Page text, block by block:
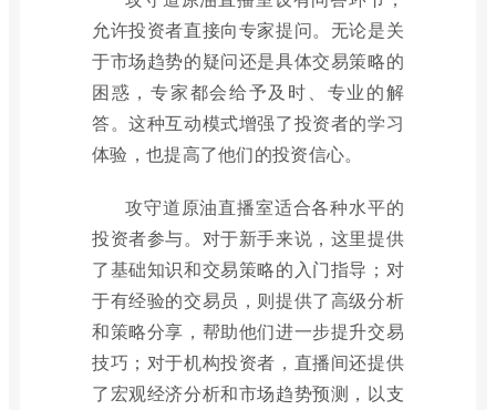
允许投资者直接向专家提问。无论是关
于市场趋势的疑问还是具体交易策略的
困惑，专家都会给予及时、专业的解
答。这种互动模式增强了投资者的学习
体验，也提高了他们的投资信心。
攻守道原油直播室适合各种水平的
投资者参与。对于新手来说，这里提供
了基础知识和交易策略的入门指导；对
于有经验的交易员，则提供了高级分析
和策略分享，帮助他们进一步提升交易
技巧；对于机构投资者，直播间还提供
了宏观经济分析和市场趋势预测，以支